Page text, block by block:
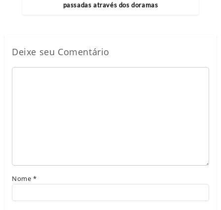
passadas através dos doramas
Deixe seu Comentário
Nome*